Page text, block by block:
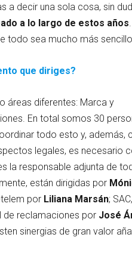
a decir una sola cosa, sin
a lo largo de estos años
todo sea mucho más sencillo.
que diriges?
áreas diferentes: Marca y
En total somos 30
todo esto y, además,
legales, es necesario
la responsable adjunta de
están dirigidas por
por Liliana Marsán;
de reclamaciones por José
sinergias de gran valor